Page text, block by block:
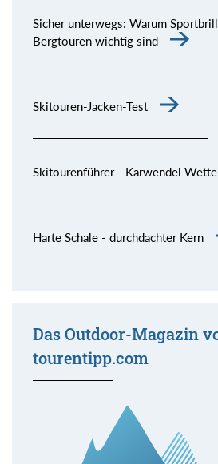
Sicher unterwegs: Warum
Bergtouren wichtig sind
Skitouren-Jacken-Test
Skitourenführer - Karwendel
Harte Schale - durchdachter Kern
Das Outdoor-Magazin
tourentipp.com